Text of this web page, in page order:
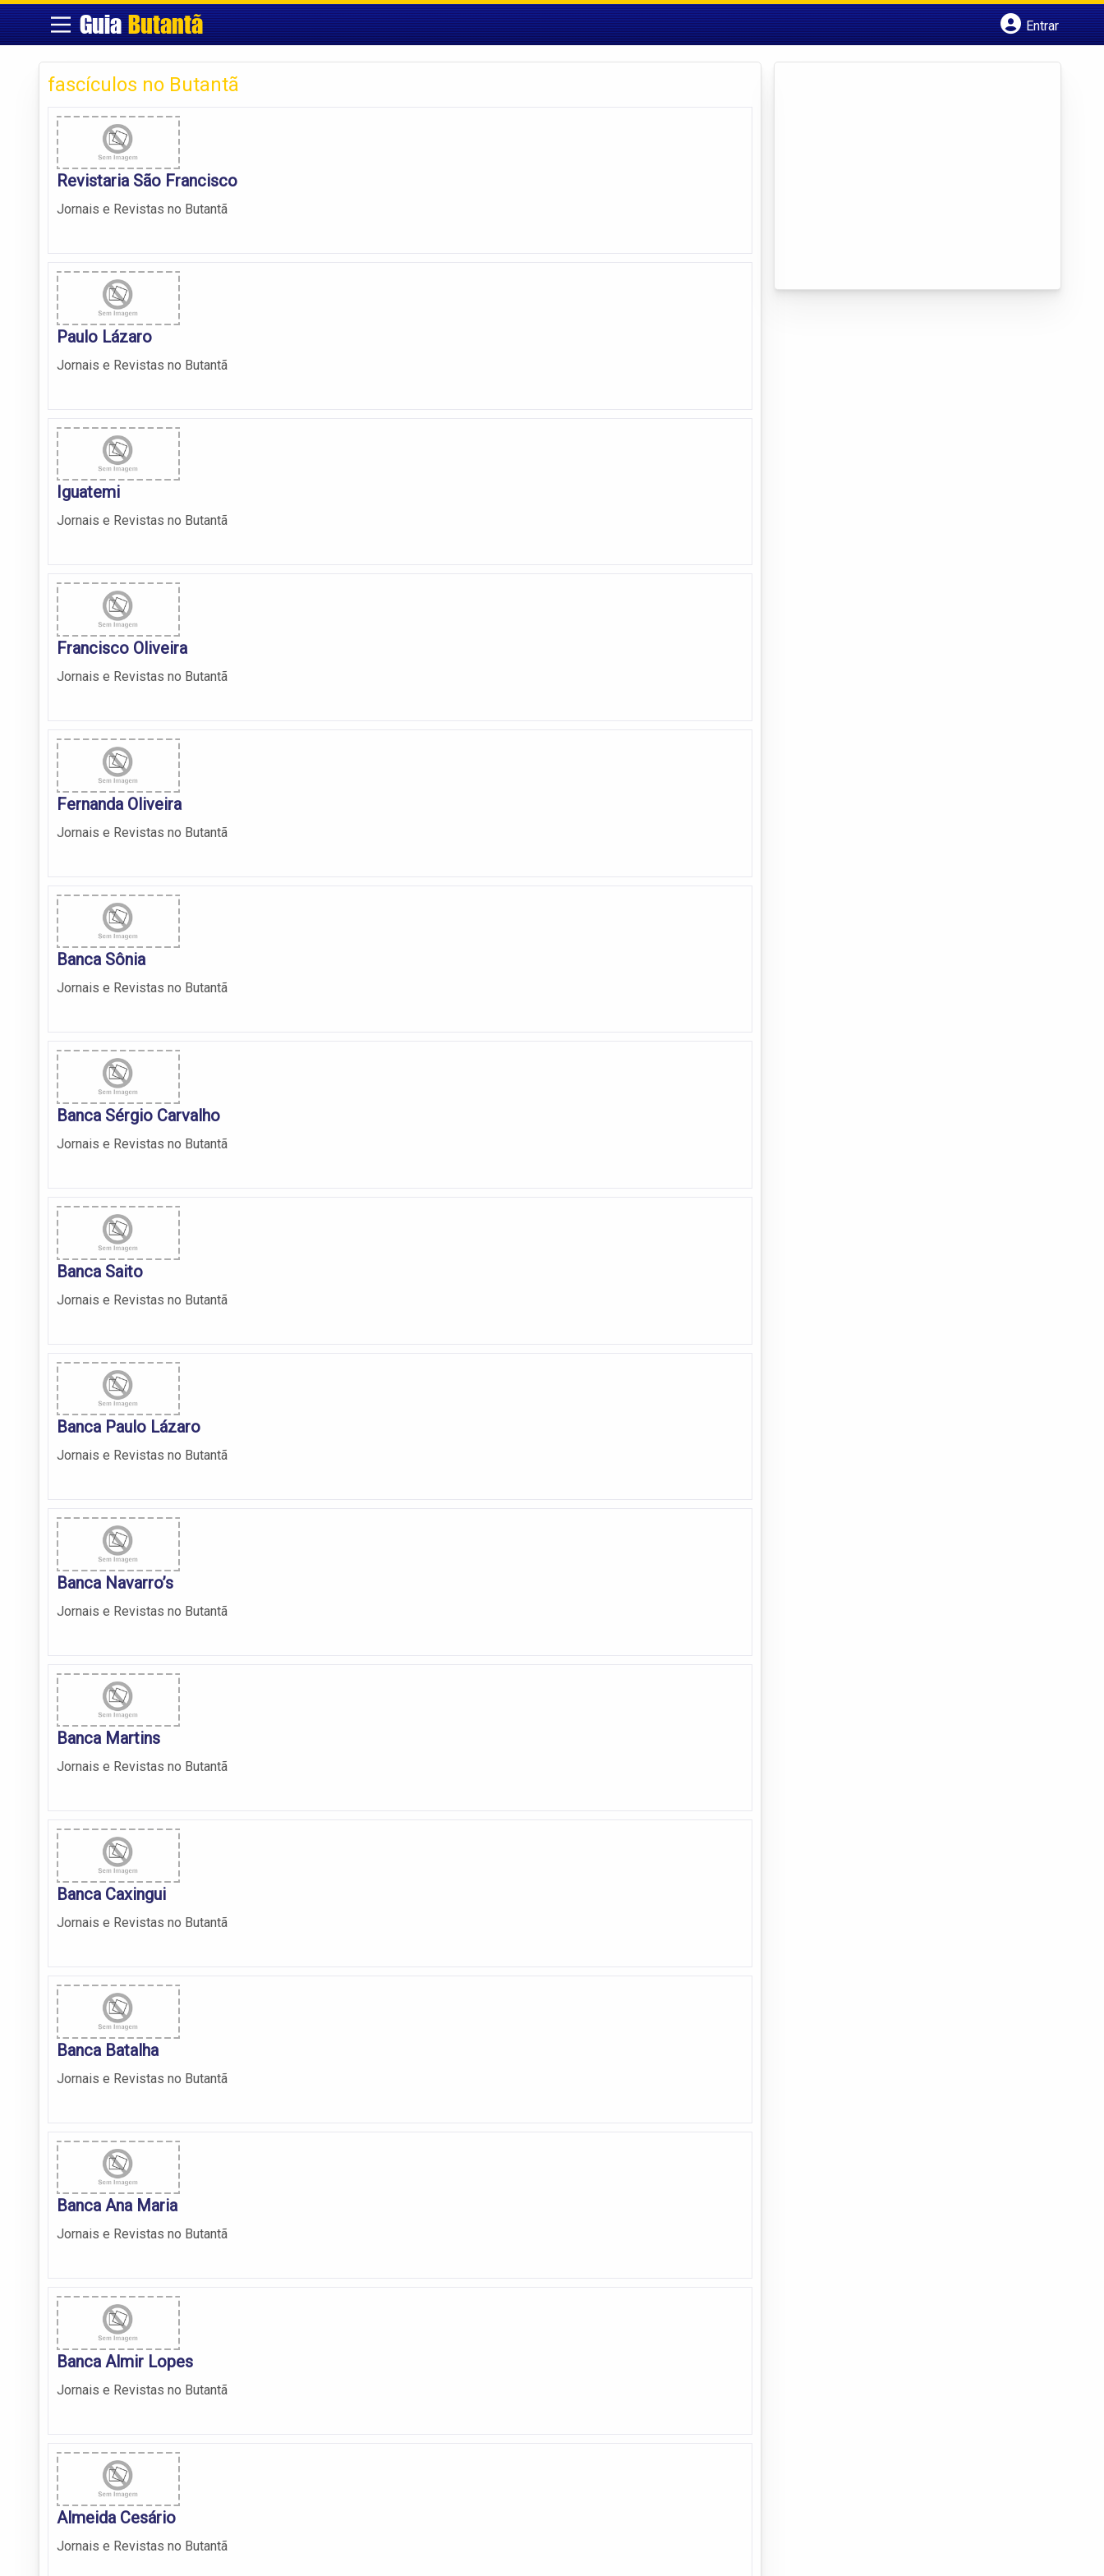
GuiaButantã
Entrar
fascículos no Butantã
Revistaria São Francisco
Jornais e Revistas no Butantã
Paulo Lázaro
Jornais e Revistas no Butantã
Iguatemi
Jornais e Revistas no Butantã
Francisco Oliveira
Jornais e Revistas no Butantã
Fernanda Oliveira
Jornais e Revistas no Butantã
Banca Sônia
Jornais e Revistas no Butantã
Banca Sérgio Carvalho
Jornais e Revistas no Butantã
Banca Saito
Jornais e Revistas no Butantã
Banca Paulo Lázaro
Jornais e Revistas no Butantã
Banca Navarro’s
Jornais e Revistas no Butantã
Banca Martins
Jornais e Revistas no Butantã
Banca Caxingui
Jornais e Revistas no Butantã
Banca Batalha
Jornais e Revistas no Butantã
Banca Ana Maria
Jornais e Revistas no Butantã
Banca Almir Lopes
Jornais e Revistas no Butantã
Almeida Cesário
Jornais e Revistas no Butantã